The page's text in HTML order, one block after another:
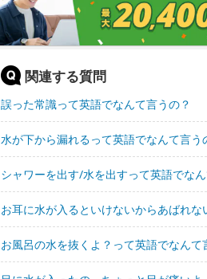
関連する質問
誤った常識って英語でなんて言うの？
水が下から漏れるって英語でなんて言う
シャワーを出す/水を出すって英語でな
お耳に水が入るといけないからあばれ
お風呂の水を抜くよ？って英語でなんて